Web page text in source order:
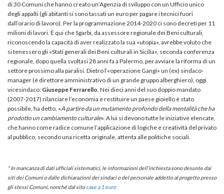
di 30 Comuni che hanno creato un’Agenzia di sviluppo con un Ufficio unico
degli appalti (gli abitanti si sono tassati un euro per pagare i tecnici fuori
dall’orario di lavoro). Per la programmazione 2014-2020 ci sono decreti per 11
milioni di lavori. È qui che Sgarbi, da assessore regionale dei Beni culturali,
riconoscendo la capacità di aver realizzato la sua «utopia», avrebbe voluto che
si tenessero gli «Stati generali dei Beni culturali in Sicilia», seconda conferenza
regionale, dopo quella svoltasi 28 anni fa a Palermo, per avviare la riforma di un
settore prossimo alla paralisi. Dietro l’«operazione Gangi» un (ex) sindaco-
manager (è direttore amministrativo di un grande gruppo alberghiero), oggi
vicesindaco: Giuseppe Ferrarello. Nei dieci anni del suo doppio mandato
(2007-2017) rilanciare l’economia e restituire un paese gioiello è stato
possibile, ha detto, «A partire da un mutamento profondo della mentalità che ha
prodotto un cambiamento culturale». A lui si devono tutte le iniziative elencate,
che hanno come radice comune l’applicazione di logiche e creatività del privato
al pubblico, secondo una ricetta originale, attenta alle politiche sociali.
* In mancanza di dati ufficiali sistematici, le informazioni dell’inchiesta sono desunte dai
siti dei Comuni o dalle dichiarazioni dei sindaci o del personale addetto al progetto presso
gli stessi Comuni, nonché dal sitocase a 1 euro